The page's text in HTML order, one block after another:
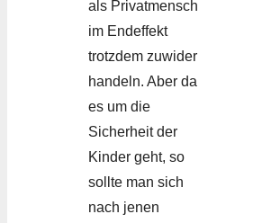
als Privatmensch
im Endeffekt
trotzdem zuwider
handeln. Aber da
es um die
Sicherheit der
Kinder geht, so
sollte man sich
nach jenen